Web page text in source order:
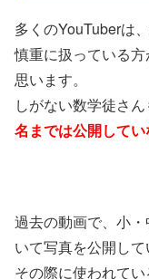
多くのYouTuberは
慎重に扱っている
思います。
しがない数学徒さん
名までは公開してい
過去の動画で、小
いて写真を公開して
その際に使われて